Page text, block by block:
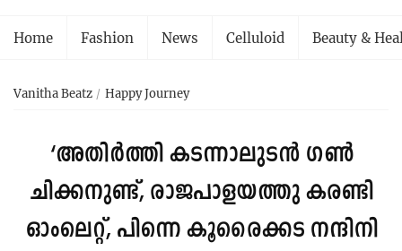
Home Fashion News Celluloid Beauty &
Vanitha Beatz Happy Journey
‘അതിര്‍ത്തി കടന്നാലുടന്‍ ഗണ്‍
ചിക്കനുണ്ട്, രാജപാളയത്തു കരണ്ടി
ഓംലെറ്റ്, പിന്നെ കൂരൈക്കട നന്ദിനി